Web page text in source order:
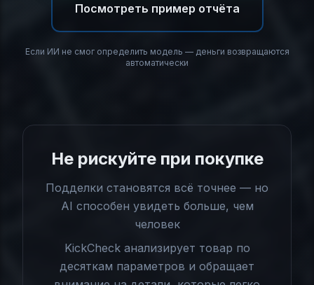
Посмотреть пример отчёта
Если ИИ не смог определить модель — деньги возвращаются
автоматически
Не рискуйте при покупке
Подделки становятся всё точнее — но
AI способен увидеть больше, чем
человек
KickCheck анализирует товар по
десяткам параметров и обращает